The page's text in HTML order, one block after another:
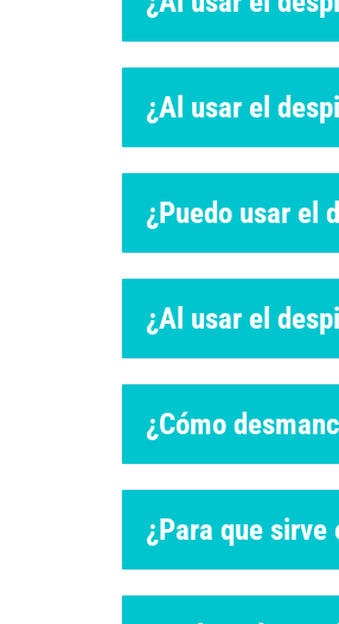
¿Al usar el
¿Puedo usar el
¿Al usar el
¿Cómo
¿Para que